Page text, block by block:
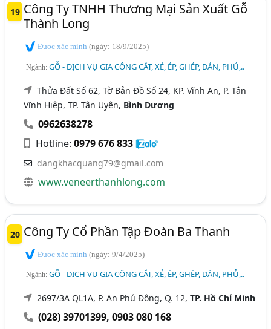
19 Công Ty TNHH Thương Mại Sản Xuất Gỗ
Thành Long
Được xác minh(ngày: 18/9/2025)
Ngành:GỖ - DỊCH VỤ GIA CÔNG CẮT, XẺ, ÉP, GHÉP, DÁN, PHỦ,..
Thửa Đất Số 62, Tờ Bản Đồ Số 24, KP. Vĩnh An, P. Tân
Vĩnh Hiệp, TP. Tân Uyên, Bình Dương
0962638278
Hotline:0979 676 833
dangkhacquang79@gmail.com
www.veneerthanhlong.com
20 Công Ty Cổ Phần Tập Đoàn Ba Thanh
Được xác minh(ngày: 9/4/2025)
Ngành:GỖ - DỊCH VỤ GIA CÔNG CẮT, XẺ, ÉP, GHÉP, DÁN, PHỦ,..
2697/3A QL1A, P. An Phú Đông, Q. 12,TP. Hồ Chí Minh
(028) 39701399,0903 080 168